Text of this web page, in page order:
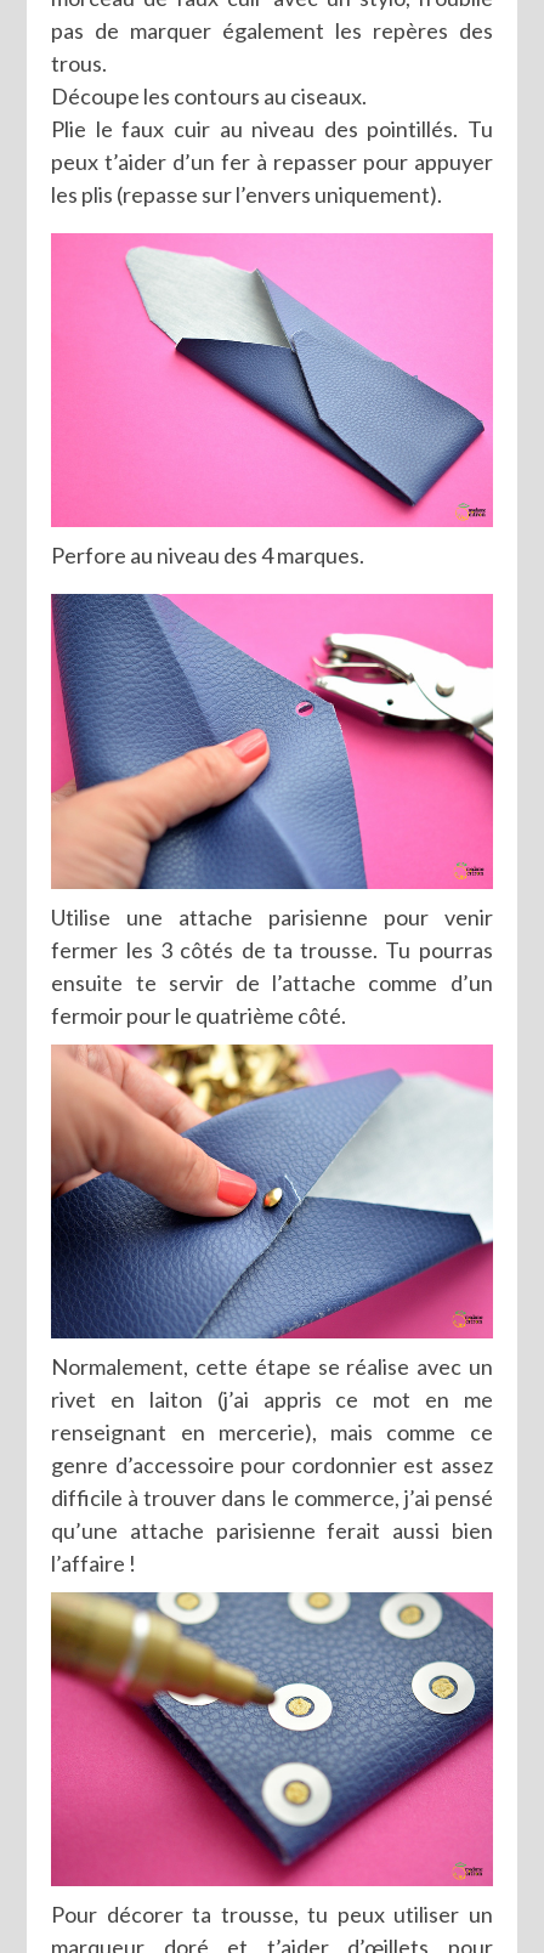
pas de marquer également les repères des
trous.
Découpe les contours au ciseaux.
Plie le faux cuir au niveau des pointillés. Tu
peux t’aider d’un fer à repasser pour appuyer
les plis (repasse sur l’envers uniquement).
Perfore au niveau des 4 marques.
Utilise une attache parisienne pour venir
fermer les 3 côtés de ta trousse. Tu pourras
ensuite te servir de l’attache comme d’un
fermoir pour le quatrième côté.
Normalement, cette étape se réalise avec un
rivet en laiton (j’ai appris ce mot en me
renseignant en mercerie), mais comme ce
genre d’accessoire pour cordonnier est assez
difficile à trouver dans le commerce, j’ai pensé
qu’une attache parisienne ferait aussi bien
l’affaire !
Pour décorer ta trousse, tu peux utiliser un
marqueur doré et t’aider d’œillets pour